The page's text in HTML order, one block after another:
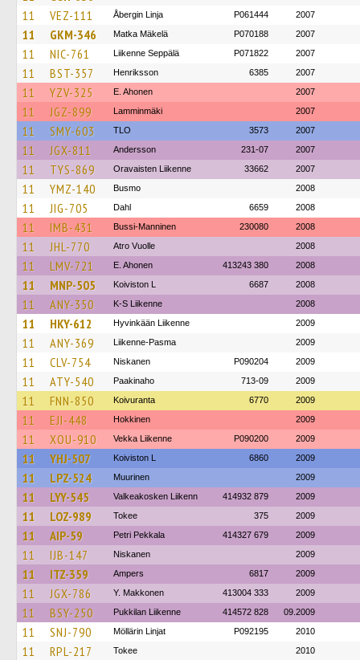
11
VEZ-111 Åbergin Linja P061444 2007
11 GKM-346 Matka Mäkelä P070188 2007
11 NIC-761 Liikenne Seppälä P071822 2007
11 BST-357 Henriksson 6385 2007
11 YZV-325 E. Ahonen 2007
11 JGZ-899 Lamminmäki 2007
11 SMY-603 TLO 3573 2007
11 JGX-811 Andersson 231-07 2007
11 TYS-869 Oravaisten Liikenne 33662 2007
11 YMZ-140 Busmo 2008
11 JIG-705 Dahl 6659 2008
11 IMB-431 Bussi-Manninen 230080 2008
11 JHL-770 Atro Vuolle 2008
11 LMV-721 E. Ahonen 413243 380 2008
11 MNP-505 Koiviston L 6687 2008
11 ANY-350 K-S Liikenne 2008
11 HKY-612 Hyvinkään Liikenne 2009
11 ANY-369 Liikenne-Pasma 2009
11 CLV-754 Niskanen P090204 2009
11 ATY-540 Paakinaho 713-09 2009
11 FNN-850 Koivuranta 6770 2009
11 EJI-448 Hokkinen 2009
11 XOU-910 Vekka Liikenne P090200 2009
11 YHJ-507 Koiviston L 6860 2009
11 LPZ-524 Muurinen 2009
11 LYY-545 Valkeakosken Liikenn 414932 879 2009
11 LOZ-989 Tokee 375 2009
11 AIP-59 Petri Pekkala 414327 679 2009
11 IJB-147 Niskanen 2009
11 ITZ-359 Ampers 6817 2009
11 JGX-786 Y. Makkonen 413004 333 2009
11 BSY-250 Pukkilan Liikenne 414572 828 09.2009
11 SNJ-790 Möllärin Linjat P092195 2010
11 RPL-217 Tokee 2010